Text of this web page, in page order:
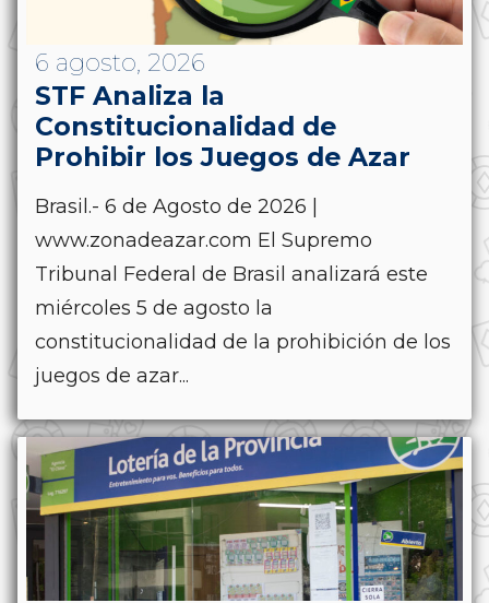
6 agosto, 2026
STF Analiza la
Constitucionalidad de
Prohibir los Juegos de Azar
Brasil.- 6 de Agosto de 2026 |
www.zonadeazar.com El Supremo
Tribunal Federal de Brasil analizará este
miércoles 5 de agosto la
constitucionalidad de la prohibición de los
juegos de azar...